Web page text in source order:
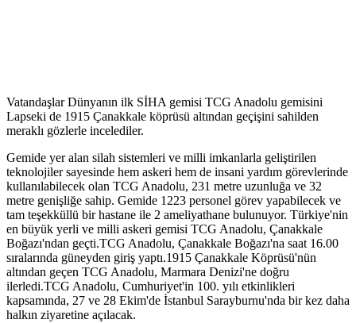
Vatandaşlar Dünyanın ilk SİHA gemisi TCG Anadolu gemisini
Lapseki de 1915 Çanakkale köprüsü altından geçişini sahilden
meraklı gözlerle incelediler.
Gemide yer alan silah sistemleri ve milli imkanlarla geliştirilen
teknolojiler sayesinde hem askeri hem de insani yardım görevlerinde
kullanılabilecek olan TCG Anadolu, 231 metre uzunluğa ve 32
metre genişliğe sahip. Gemide 1223 personel görev yapabilecek ve
tam teşekküllü bir hastane ile 2 ameliyathane bulunuyor. Türkiye'nin
en büyük yerli ve milli askeri gemisi TCG Anadolu, Çanakkale
Boğazı'ndan geçti.TCG Anadolu, Çanakkale Boğazı'na saat 16.00
sıralarında güneyden giriş yaptı.1915 Çanakkale Köprüsü'nün
altından geçen TCG Anadolu, Marmara Denizi'ne doğru
ilerledi.TCG Anadolu, Cumhuriyet'in 100. yılı etkinlikleri
kapsamında, 27 ve 28 Ekim'de İstanbul Sarayburnu'nda bir kez daha
halkın ziyaretine açılacak.